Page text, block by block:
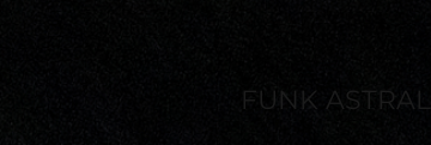
FUNK ASTRAL